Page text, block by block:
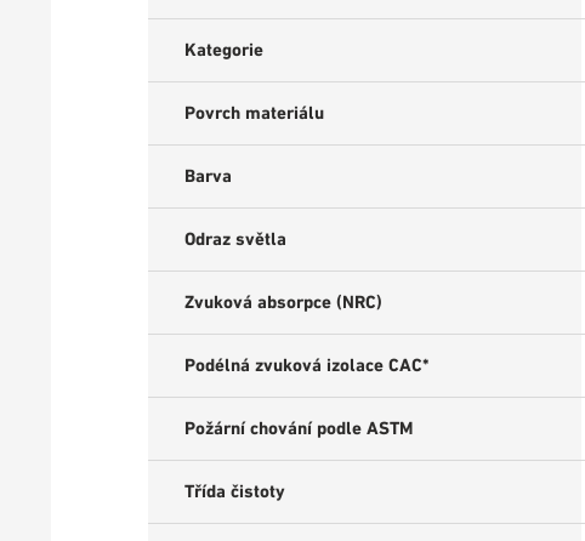
Kategorie
Povrch materiálu
Barva
Odraz světla
Zvuková absorpce (NRC)
Podélná zvuková izolace CAC*
Požární chování podle ASTM
Třída čistoty